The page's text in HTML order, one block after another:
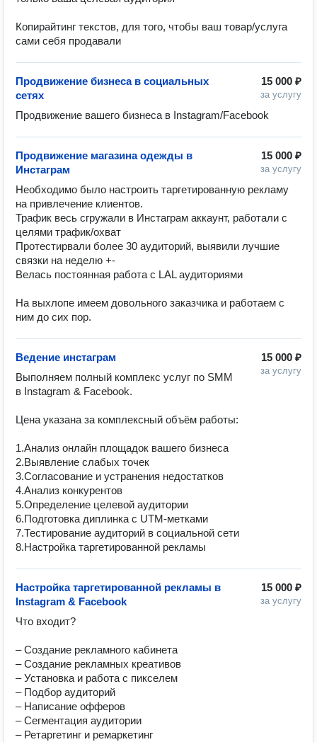
Копирайтинг текстов, для того, чтобы ваш товар/услуга
сами себя продавали
15 000 ₽
за услугу
Продвижение бизнеса в социальных
сетях
Продвижение вашего бизнеса в Instagram/Facebook
15 000 ₽
за услугу
Продвижение магазина одежды в
Инстаграм
Необходимо было настроить таргетированную рекламу
на привлечение клиентов.
Трафик весь сгружали в Инстаграм аккаунт, работали с
целями трафик/охват
Протестирвали более 30 аудиторий, выявили лучшие
связки на неделю +-
Велась постоянная работа с LAL аудиториями
На выхлопе имеем довольного заказчика и работаем с
ним до сих пор.
15 000 ₽
за услугу
Ведение инстаграм
Выполняем полный комплекс услуг по SMM
в Instagram & Facebook.
Цена указана за комплексный объём работы:
1.Анализ онлайн площадок вашего бизнеса
2.Выявление слабых точек
3.Согласование и устранения недостатков
4.Анализ конкурентов
5.Определение целевой аудитории
6.Подготовка диплинка с UTM-метками
7.Тестирование аудиторий в социальной сети
8.Настройка таргетированной рекламы
15 000 ₽
за услугу
Настройка таргетированной рекламы в
Instagram & Facebook
Что входит?
– Создание рекламного кабинета
– Создание рекламных креативов
– Установка и работа с пикселем
– Подбор аудиторий
– Написание офферов
– Сегментация аудитории
– Ретаргетинг и ремаркетинг